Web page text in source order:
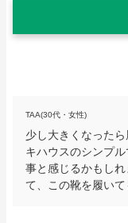
TAA(30代・女性)
少し大きくなった
キハウスのシンプ
事と感じるかもし
て、この靴を履いて